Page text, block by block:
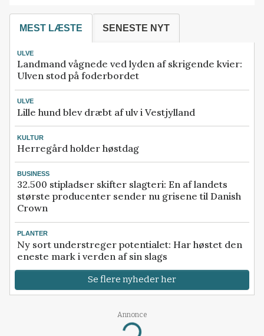
MEST LÆSTE SENESTE NYT
ULVE
Landmand vågnede ved lyden af skrigende kvier:
Ulven stod på foderbordet
ULVE
Lille hund blev dræbt af ulv i Vestjylland
KULTUR
Herregård holder høstdag
BUSINESS
32.500 stipladser skifter slagteri: En af landets
største producenter sender nu grisene til Danish
Crown
PLANTER
Ny sort understreger potentialet: Har høstet den
eneste mark i verden af sin slags
Se flere nyheder her
Annonce